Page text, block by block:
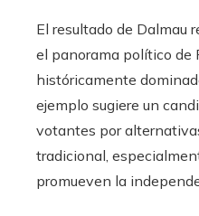
El resultado de Dalmau
el panorama político de
históricamente
ejemplo sugiere un
votantes por
tradicional,
promueven la